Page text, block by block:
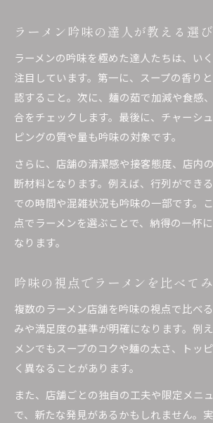
ラーメン吟味の達人が教える選
ラーメンの吟味を極めた達人たちは、い
注目しています。第一に、スープの香り
認すること。次に、麺の茹で加減や食感
合をチェックします。最後に、チャーシ
ピングの質や量も吟味の対象です。
さらに、店舗の清潔感や接客態度、店内
断材料となります。例えば、行列ができ
での時間や混雑状況も吟味の一部です。
点でラーメンを選ぶことで、納得の一杯
なります。
吟味の視点でラーメンを比べて
複数のラーメン店舗を吟味の視点で比べ
みや満足度の基準が明確になります。例
メンでもスープのコクや麺の太さ、トッ
く異なることがあります。
また、店舗ごとの独自の工夫や限定メニ
で、新たな発見があるかもしれません。